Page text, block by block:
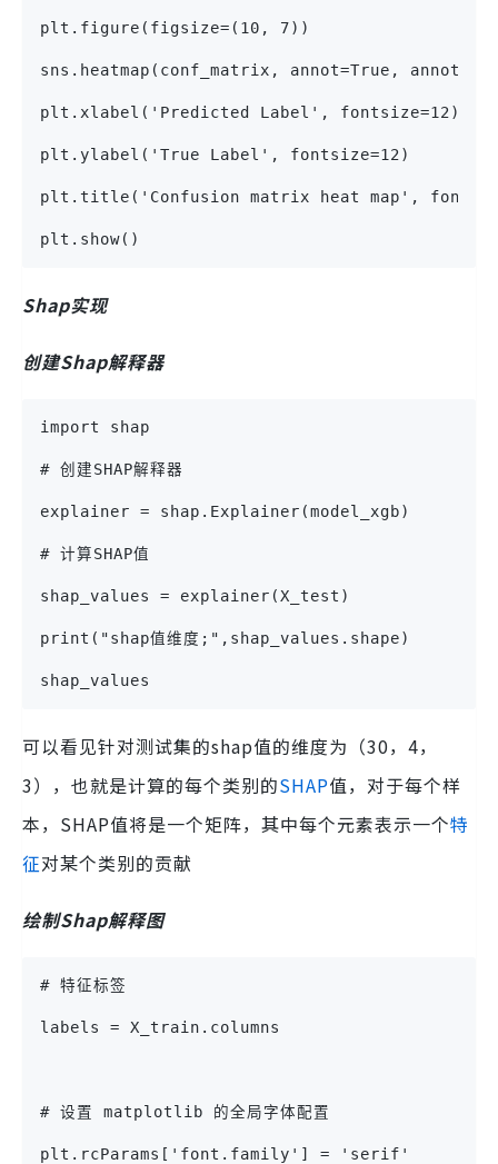
plt.figure(figsize=(10, 7))
sns.heatmap(conf_matrix, annot=True,
plt.xlabel('Predicted Label', fontsize=12)
plt.ylabel('True Label', fontsize=12)
plt.title('Confusion matrix heat map',
plt.show()
Shap实现
创建Shap解释器
import shap
# 创建SHAP解释器
explainer = shap.Explainer(model_xgb)
# 计算SHAP值
shap_values = explainer(X_test)
print("shap值维度;",shap_values.shape)
shap_values
可以看见针对测试集的shap值的维度为（30，4，
3），也就是计算的每个类别的SHAP值，对于每个样
本，SHAP值将是一个矩阵，其中每个元素表示一个特
征对某个类别的贡献
绘制Shap解释图
# 特征标签
labels = X_train.columns
# 设置 matplotlib 的全局字体配置
plt.rcParams['font.family'] = 'serif'